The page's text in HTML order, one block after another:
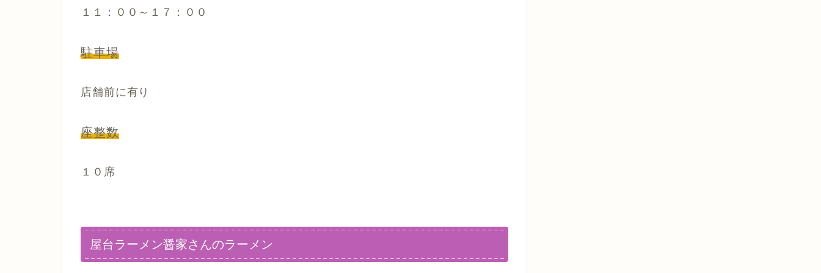
１１：００～１７：００
駐車場
店舗前に有り
座整数
１０席
屋台ラーメン醤家さんのラーメン